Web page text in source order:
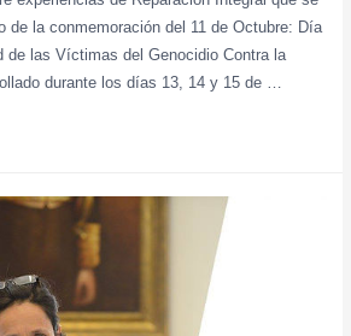
de la conmemoración del 11 de Octubre: Día
de las Víctimas del Genocidio Contra la
durante los días 13, 14 y 15 de …